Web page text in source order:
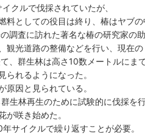
クルで伐採されていたが、
料としての役目は終り、椿はヤブの
調査に訪れた著名な椿の研究家の助
観光道路の整備などを行い、現在の
、群生林は高さ10数メートルにま
られるようになった。
原因と見られている。
生林再生のために試験的に伐採を行
が咲き始めた。
サイクルで繰り返すことが必要。